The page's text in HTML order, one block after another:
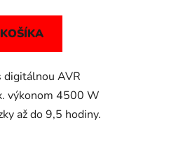
digitálnou AVR
výkonom 4500 W
až do 9,5 hodiny.